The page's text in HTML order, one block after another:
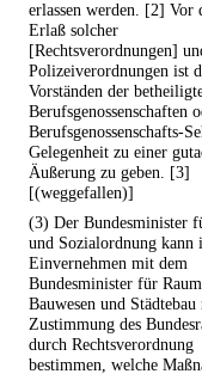
erlassen werden. [2] Vor
Erlaß solcher
[Rechtsverordnungen]
Polizeiverordnungen ist
Vorständen der
Berufsgenossenschaften
Berufsgenossenschafts-
Gelegenheit zu einer
Äußerung zu geben. [3]
[(weggefallen)]
(3) Der Bundesminister
und Sozialordnung kann
Einvernehmen mit dem
Bundesminister für
Bauwesen und
Zustimmung des
durch Rechtsverordnung
bestimmen, welche